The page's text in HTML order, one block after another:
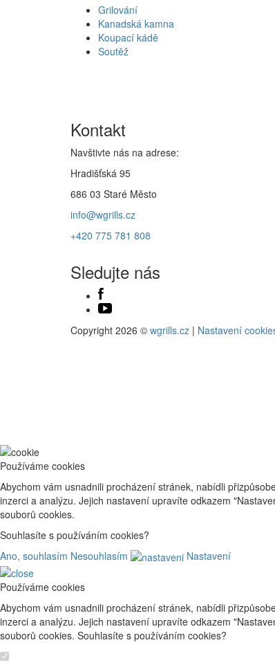
Grilování
Kanadská kamna
Koupací kádě
Soutěž
Kontakt
Navštivte nás na adrese:
Hradišťská 95
686 03 Staré Město
info@wgrills.cz
+420 775 781 808
Sledujte nás
Copyright 2026 © wgrills.cz | Nastavení
Používáme cookies
Abychom vám usnadnili procházení stránek, nabídli
inzerci a analýzu. Jejich nastavení upravíte odkazem
souborů cookies.
Souhlasíte s používáním cookies?
Ano, souhlasím Nesouhlasím Nastavení
Používáme cookies
Abychom vám usnadnili procházení stránek, nabídli
inzerci a analýzu. Jejich nastavení upravíte odkazem
souborů cookies. Souhlasíte s používáním cookies?